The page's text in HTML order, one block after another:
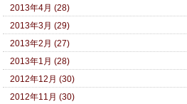
2013年4月 (28)
2013年3月 (29)
2013年2月 (27)
2013年1月 (28)
2012年12月 (30)
2012年11月 (30)